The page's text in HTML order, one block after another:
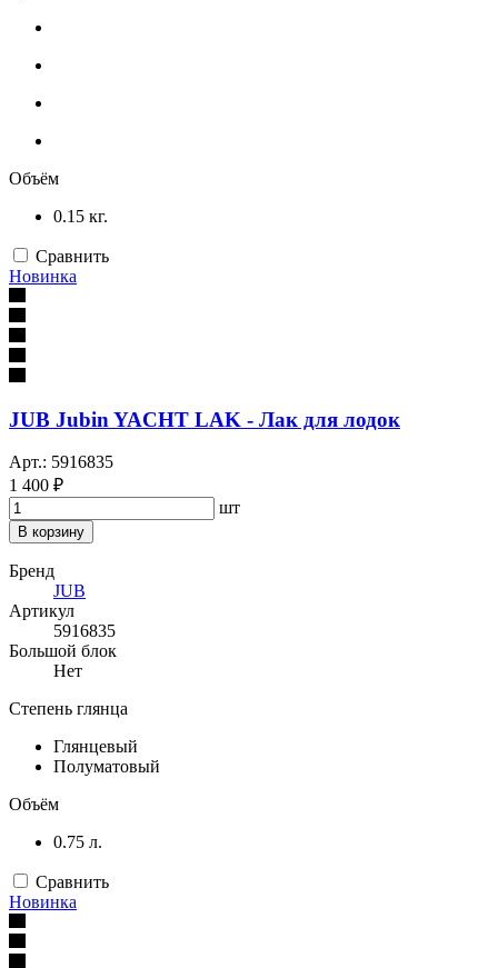
Объём
0.15 кг.
Сравнить
Новинка
JUB Jubin YACHT LAK - Лак для лодок
Арт.: 5916835
1 400 ₽
шт
В корзину
Бренд
JUB
Артикул
5916835
Большой блок
Нет
Степень глянца
Глянцевый
Полуматовый
Объём
0.75 л.
Сравнить
Новинка